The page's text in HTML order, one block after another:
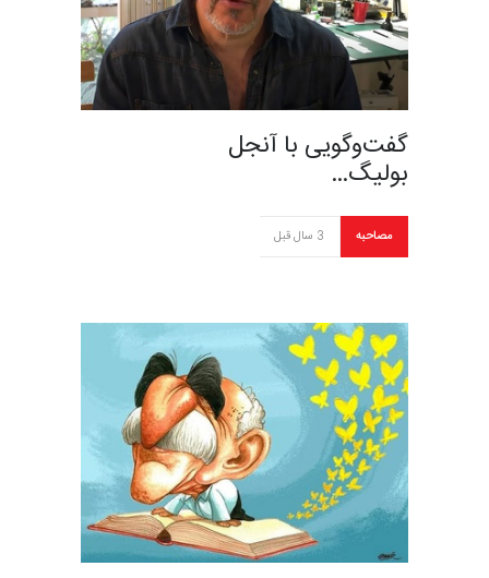
گفت‌و‌گویی با آنجل
بولیگ…
مصاحبه 3 سال قبل